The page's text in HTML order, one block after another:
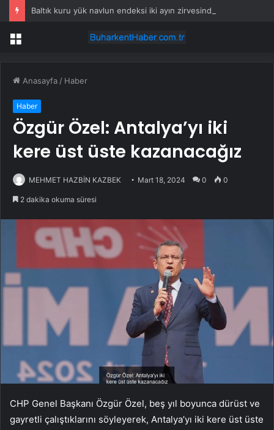
Baltık kuru yük navlun endeksi iki ayın zirvesinde
Menü
Anasayfa / Haber
Haber
Özgür Özel: Antalya’yı iki
kere üst üste kazanacağız
MEHMET HAZBİN KAZBEK Mart 18, 2024 0 0
2 dakika okuma süresi
CHP Genel Başkanı Özgür Özel, beş yıl boyunca dürüst ve
gayretli çalıştıklarını söyleyerek, Antalya’yı iki kere üst üste